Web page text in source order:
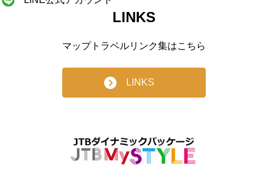
LINKS
マップトラベルリンク集はこちら
LINKS